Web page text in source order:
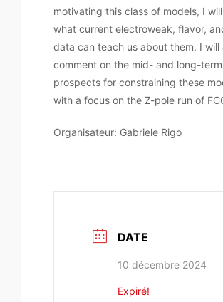
motivating this class of models, I
what current electroweak, flavor,
data can teach us about them. I will
comment on the mid- and long-term
prospects for constraining these
with a focus on the Z-pole run of
Organisateur: Gabriele Rigo
DATE
10 décembre 2024
Expiré!